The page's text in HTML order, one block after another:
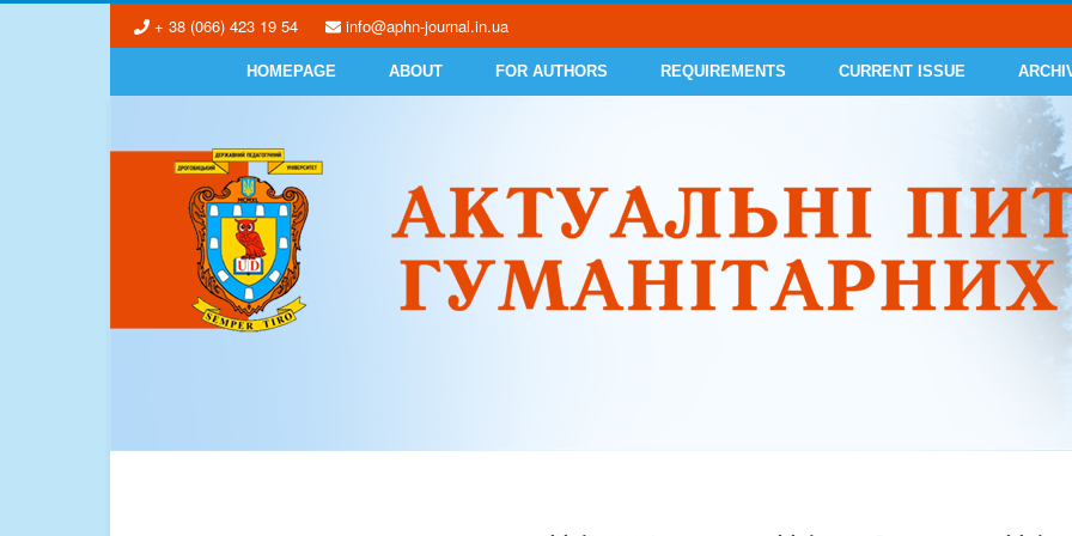
+ 38 (066) 423 19 54 info@aphn-journal.in.ua
HOMEPAGE ABOUT FOR AUTHORS REQUIREMENTS CURRENT ISSUE